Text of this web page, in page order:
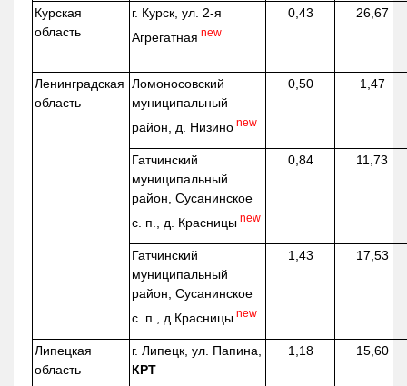
Курская
область
г. Курск, ул. 2-я
Агрегатная new
0,43 26,67
Ленинградская
область
Ломоносовский
муниципальный
район, д. Низино new
0,50 1,47
Гатчинский
муниципальный
район, Сусанинское
с. п., д. Красницы new
0,84 11,73
Гатчинский
муниципальный
район, Сусанинское
с. п., д.Красницы new
1,43 17,53
Липецкая
область
г. Липецк, ул. Папина,
КРТ
1,18 15,60